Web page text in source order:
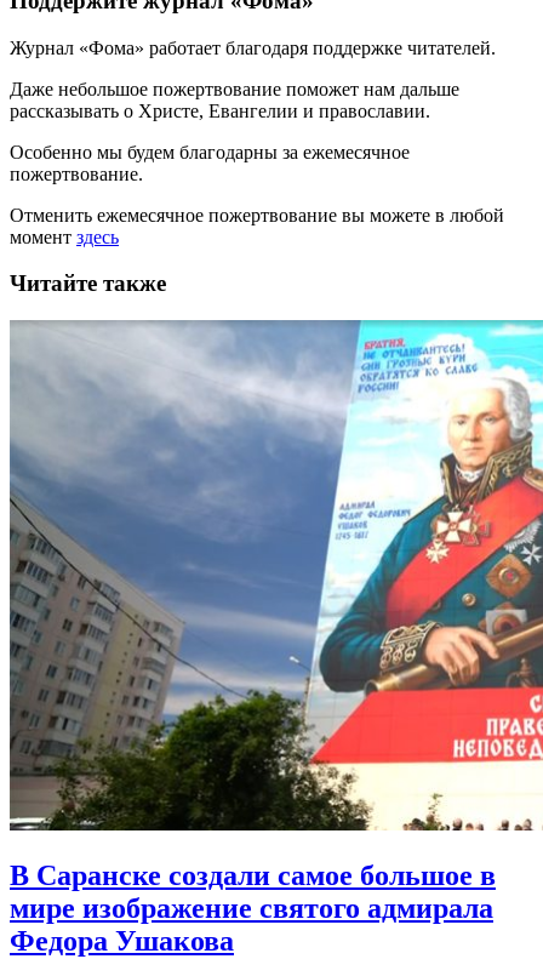
Журнал «Фома» работает благодаря поддержке читателей.
Даже небольшое пожертвование поможет нам дальше
рассказывать о Христе, Евангелии и православии.
Особенно мы будем благодарны за ежемесячное
пожертвование.
Отменить ежемесячное пожертвование вы можете в любой
момент здесь
Читайте также
В Саранске создали самое большое в
мире изображение святого адмирала
Федора Ушакова